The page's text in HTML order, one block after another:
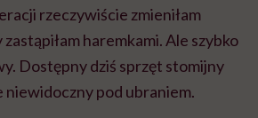
rzeczywiście zmieniłam
haremkami. Ale szybko
Dostępny dziś sprzęt stomijny
niewidoczny pod ubraniem.